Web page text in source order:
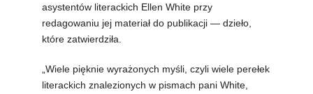
asystentów literackich Ellen White przy
redagowaniu jej materiał do publikacji — dzieło,
które zatwierdziła.
„Wiele pięknie wyrażonych myśli, czyli wiele perełek
literackich znalezionych w pismach pani White,